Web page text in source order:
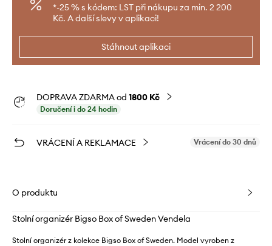
*-25 % s kódem: LST při nákupu za min. 2 200
Kč. A další slevy v aplikaci!
Stáhnout aplikaci
DOPRAVA ZDARMA od 1800 Kč
Doručení i do 24 hodin
VRÁCENÍ A REKLAMACE Vrácení do 30 dnů
O produktu
Stolní organizér Bigso Box of Sweden Vendela
Stolní organizér z kolekce Bigso Box of Sweden. Model vyroben z